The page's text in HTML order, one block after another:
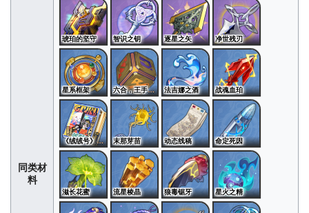
同类材
料
琥珀的坚守 智识之钥 逐星之矢 净世残刃
星系框架 六合，王手飞车 法吉娜之酒 战魂血珀
《绒绒号》连载纪念刊 末那芽苗 动态线稿 命定死因
滋长花蜜 流星棱晶 狼毒锯牙 星火之精